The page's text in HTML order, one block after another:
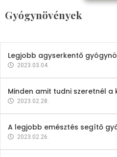
Gyógynövények
Mindent a
2023.12.21.
Legjobb agyserkentő
2023.03.04.
Minden amit tudni szeretnél a
2023.02.28.
A legjobb emésztés segítő
2023.02.26.